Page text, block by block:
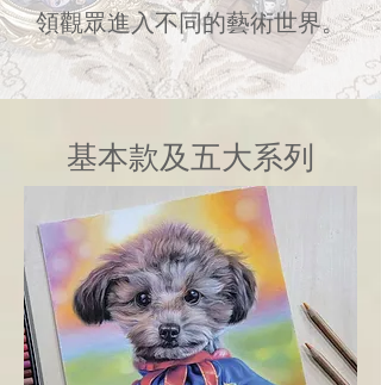
領觀眾進入不同的藝術世界。
基本款及五大系列